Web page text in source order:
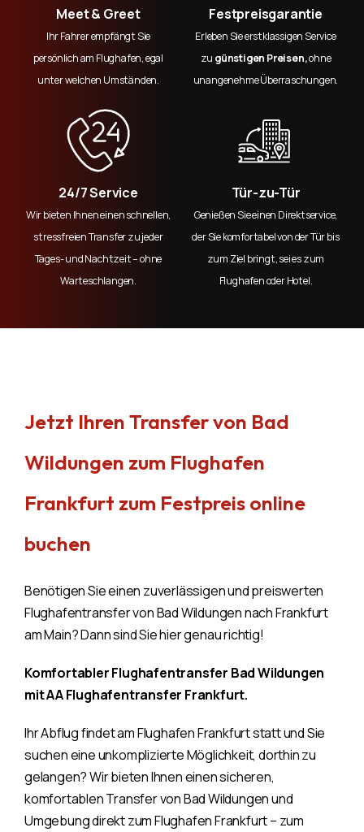
Meet & Greet
Ihr Fahrer empfängt Sie
persönlich am Flughafen, egal
unter welchen Umständen.
Festpreisgarantie
Erleben Sie erstklassigen Service
zu günstigen Preisen,ohne
unangenehme Überraschungen.
24/7 Service
Wir bieten Ihnen einen schnellen,
stressfreien Transfer zu jeder
Tages- und Nachtzeit – ohne
Warteschlangen.
Tür-zu-Tür
Genießen Sie einen Direktservice,
der Sie komfortabel von der Tür bis
zum Ziel bringt, sei es zum
Flughafen oder Hotel.
Jetzt Ihren Transfer von Bad
Wildungen zum Flughafen
Frankfurt zum Festpreis online
buchen
Benötigen Sie einen zuverlässigen und preiswerten
Flughafentransfer von Bad Wildungen nach Frankfurt
am Main? Dann sind Sie hier genau richtig!
Komfortabler Flughafentransfer Bad Wildungen
mit AA Flughafentransfer Frankfurt.
Ihr Abflug findet am Flughafen Frankfurt statt und Sie
suchen eine unkomplizierte Möglichkeit, dorthin zu
gelangen? Wir bieten Ihnen einen sicheren,
komfortablen Transfer von Bad Wildungen und
Umgebung direkt zum Flughafen Frankfurt – zum